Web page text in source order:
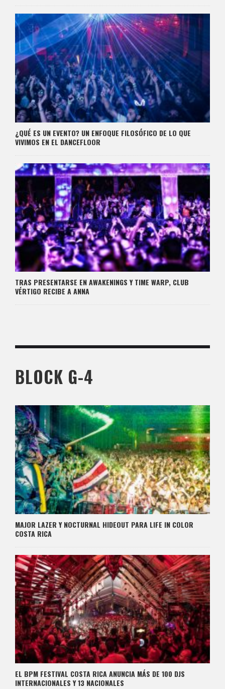
¿QUÉ ES UN EVENTO? UN ENFOQUE FILOSÓFICO DE LO QUE
VIVIMOS EN EL DANCEFLOOR
TRAS PRESENTARSE EN AWAKENINGS Y TIME WARP, CLUB
VÉRTIGO RECIBE A ANNA
BLOCK G-4
MAJOR LAZER Y NOCTURNAL HIDEOUT PARA LIFE IN COLOR
COSTA RICA
EL BPM FESTIVAL COSTA RICA ANUNCIA MÁS DE 100 DJS
INTERNACIONALES Y 13 NACIONALES